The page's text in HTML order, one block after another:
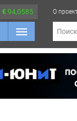
€94,0585 О
Поиск